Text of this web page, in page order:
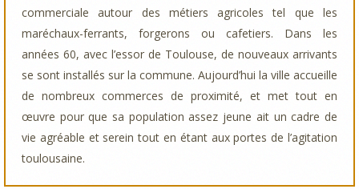
commerciale autour des métiers agricoles tel que les
maréchaux-ferrants, forgerons ou cafetiers. Dans les
années 60, avec l’essor de Toulouse, de nouveaux arrivants
se sont installés sur la commune. Aujourd’hui la ville accueille
de nombreux commerces de proximité, et met tout en
œuvre pour que sa population assez jeune ait un cadre de
vie agréable et serein tout en étant aux portes de l’agitation
toulousaine.